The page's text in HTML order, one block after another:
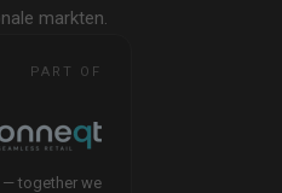
markten.
PART OF
— together we